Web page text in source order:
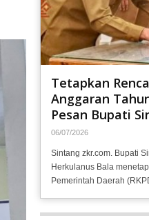
Tetapkan
Anggaran
Pesan Bupati
06/07/2026
Sintang zkr.com. Bupati
Herkulanus Bala
Pemerintah Daerah